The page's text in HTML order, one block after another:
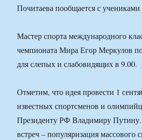
Почитаева пообщается с
Мастер спорта международного
чемпионата Мира Егор Меркулов
для слепых и слабовидящих в 9.00.
Отметим, что идея провести 1
известных спортсменов и
Президенту РФ Владимиру Путину.
встреч – популяризация массового